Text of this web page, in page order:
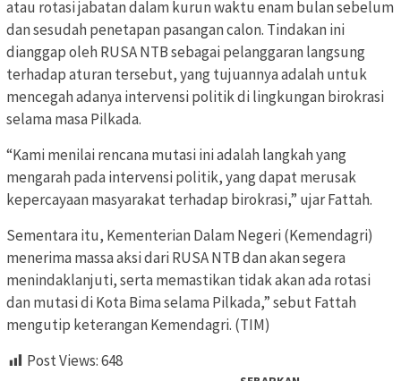
atau rotasi jabatan dalam kurun waktu enam bulan sebelum
dan sesudah penetapan pasangan calon. Tindakan ini
dianggap oleh RUSA NTB sebagai pelanggaran langsung
terhadap aturan tersebut, yang tujuannya adalah untuk
mencegah adanya intervensi politik di lingkungan birokrasi
selama masa Pilkada.
“Kami menilai rencana mutasi ini adalah langkah yang
mengarah pada intervensi politik, yang dapat merusak
kepercayaan masyarakat terhadap birokrasi,” ujar Fattah.
Sementara itu, Kementerian Dalam Negeri (Kemendagri)
menerima massa aksi dari RUSA NTB dan akan segera
menindaklanjuti, serta memastikan tidak akan ada rotasi
dan mutasi di Kota Bima selama Pilkada,” sebut Fattah
mengutip keterangan Kemendagri. (TIM)
Post Views:648